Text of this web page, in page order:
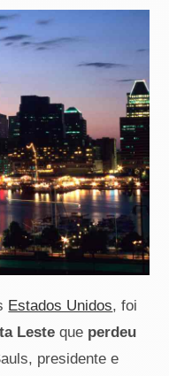
Estados Unidos, foi
Leste que perdeu
presidente e